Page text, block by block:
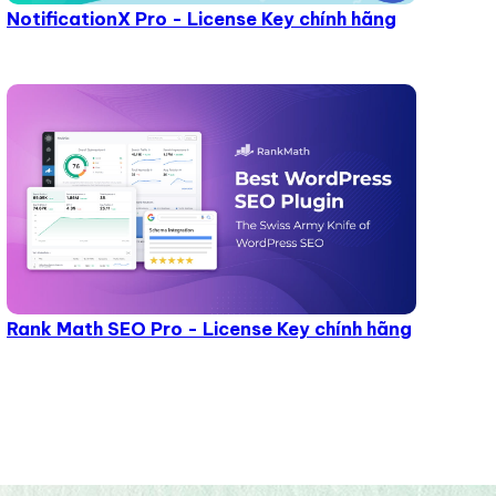
NotificationX Pro - License Key chính hãng
Rank Math SEO Pro - License Key chính hãng